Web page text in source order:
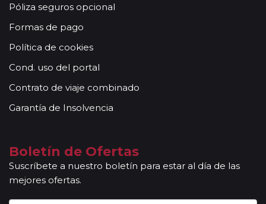
Póliza seguros opcional
Formas de pago
Política de cookies
Cond. uso del portal
Contrato de viaje combinado
Garantía de Insolvencia
Boletín de Ofertas
Suscríbete a nuestro boletín para estar al día de las
mejores ofertas.